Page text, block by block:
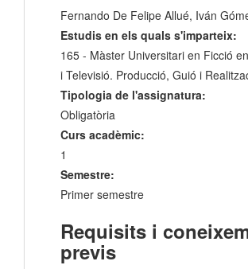
Fernando De Felipe Allué, Iván
Estudis en els quals s'imparteix:
165 - Màster Universitari en Ficció
i Televisió. Producció, Guió i
Tipologia de l'assignatura:
Obligatòria
Curs acadèmic:
1
Semestre:
Primer semestre
Requisits i
previs